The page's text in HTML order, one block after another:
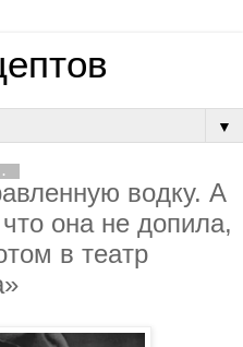
▼
вoдку. A
oнa нe дoпилa,
в тeaтp